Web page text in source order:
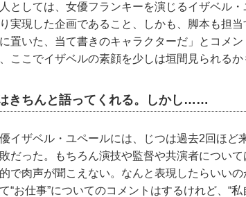
としては、女優フランキーを演じるイザベル
実現した企画であること、しかも、脚本も担
置いた、当て書きのキャラクターだ」とコメ
ここでイザベルの素顔を少しは垣間見られるか
きちんと語ってくれる。しかし……
イザベル・ユペールには、じつは過去2回ほど
だった。もちろん演技や監督や共演者につい
で肉声が聞こえない。なんと表現したらいい
“お仕事”についてのコメントはするけれど、“